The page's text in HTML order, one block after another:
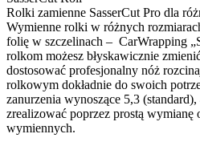
Rolki zamienne SasserCut Pro dla
Wymienne rolki w różnych
folię w szczelinach – CarWrapping
rolkom możesz błyskawicznie
dostosować profesjonalny nóż
rolkowym dokładnie do swoich
zanurzenia wynoszące 5,3
zrealizować poprzez prostą
wymiennych.